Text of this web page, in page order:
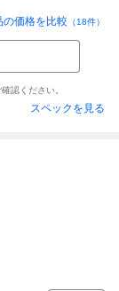
の価格を比較 （18件）
認ください。
スペックを見る